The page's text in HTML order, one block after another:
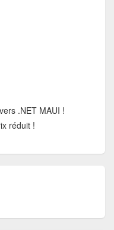
.NET MAUI !
réduit !